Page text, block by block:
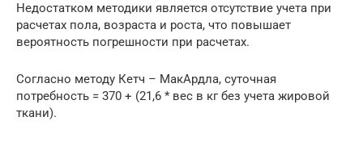
Недостатком методики является отсутствие учета при
расчетах пола, возраста и роста, что повышает
вероятность погрешности при расчетах.
Согласно методу Кетч – МакАрдла, суточная
потребность = 370 + (21,6 * вес в кг без учета жировой
ткани).